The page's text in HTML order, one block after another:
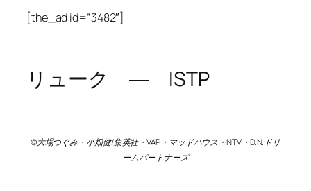
[the_ad id=”3482″]
リューク ― ISTP
©大場つぐみ・小畑健/集英社・VAP・マッドハウス・NTV・D.N.ドリ
ームパートナーズ